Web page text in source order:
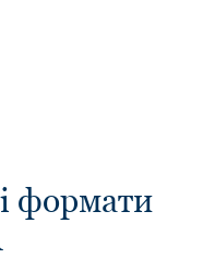
формати